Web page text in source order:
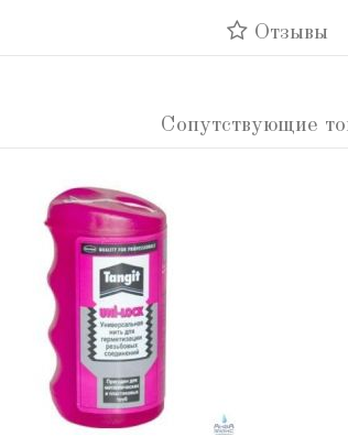
Отзывы
Сопутствующие